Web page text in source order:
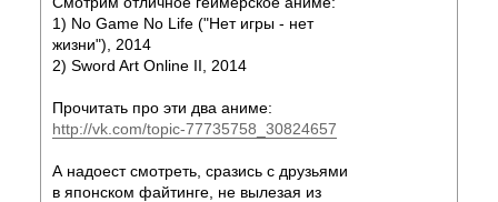
1) No Game No Life ("Нет игры - нет
жизни"), 2014
2) Sword Art Online II, 2014
Прочитать про эти два аниме:
http://vk.com/topic-77735758_30824657
А надоест смотреть, сразись с друзьями
в японском файтинге, не вылезая из